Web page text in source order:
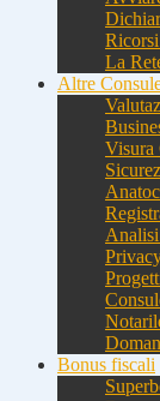
La
Altre
Visura
Bonus fiscali